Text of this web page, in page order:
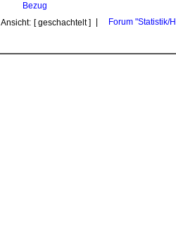
Bezug
Ansicht: [ geschachtelt ] Forum "Statistik/